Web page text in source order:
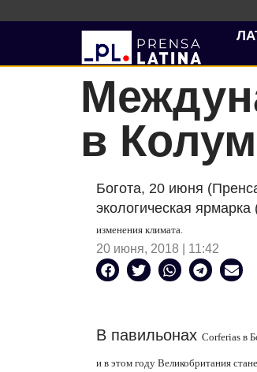
в
Богота, 20 июня
экологическая ярмарка
изменения климата.
20 июня, 2018 | 11:42
В павильонах Corferias в
и в этом году Великобритания